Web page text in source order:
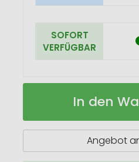
SOFORT
VERFÜGBAR
RFX™
Sicherheitsgurt
Auf
In den
Angebot